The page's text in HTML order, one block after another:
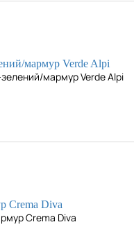
мармур Verde Alpi
Crema Diva